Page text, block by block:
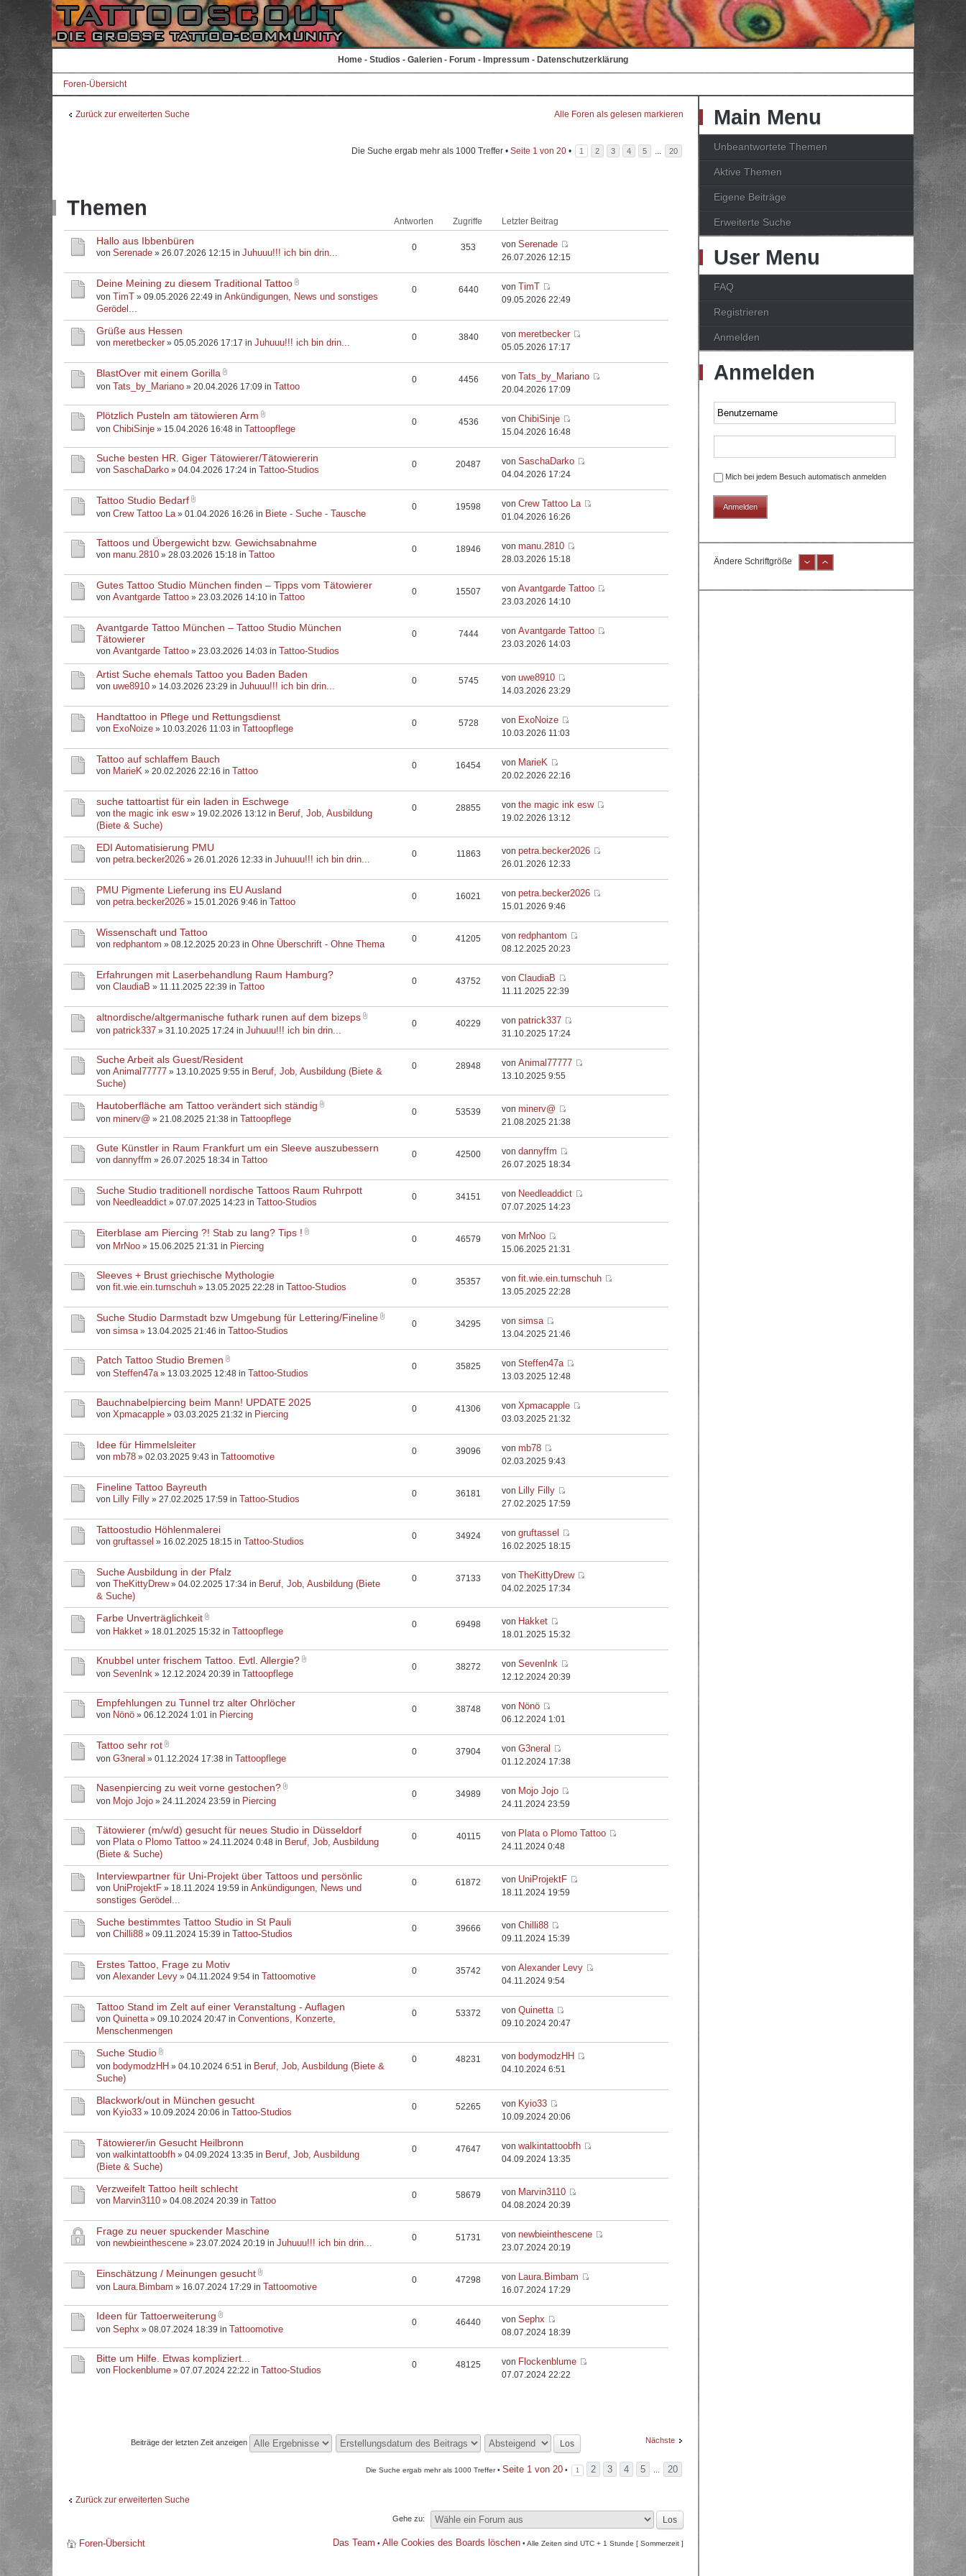
Home - Studios - Galerien - Forum - Impressum - Datenschutzerklärung
Foren-Übersicht
Zurück zur erweiterten Suche Alle Foren als gelesen markieren
Die Suche ergab mehr als 1000 Treffer • Seite 1 von 20 • 1 2 3 4 5 ... 20
Themen
Antworten Zugriffe Letzter Beitrag
Hallo aus Ibbenbüren
von Serenade » 26.07.2026 12:15 in Juhuuu!!! ich bin drin... 0 353 vonSerenade
26.07.2026 12:15
Deine Meining zu diesem Traditional Tattoo
von TimT » 09.05.2026 22:49 in Ankündigungen, News und sonstiges
Gerödel...
0 6440 von TimT
09.05.2026 22:49
Grüße aus Hessen
von meretbecker » 05.05.2026 17:17 in Juhuuu!!! ich bin drin... 0 3840 vonmeretbecker
05.05.2026 17:17
BlastOver mit einem Gorilla
von Tats_by_Mariano » 20.04.2026 17:09 in Tattoo
0 4456 von Tats_by_Mariano
20.04.2026 17:09
Plötzlich Pusteln am tätowieren Arm
von ChibiSinje » 15.04.2026 16:48 in Tattoopflege
0 4536 vonChibiSinje
15.04.2026 16:48
Suche besten HR. Giger Tätowierer/Tätowiererin
von SaschaDarko » 04.04.2026 17:24 in Tattoo-Studios 0 20487 vonSaschaDarko
04.04.2026 17:24
Tattoo Studio Bedarf
von Crew Tattoo La» 01.04.2026 16:26 in Biete - Suche - Tausche
0 19598 vonCrew Tattoo La
01.04.2026 16:26
Tattoos und Übergewicht bzw. Gewichsabnahme
von manu.2810 » 28.03.2026 15:18 in Tattoo 0 18946 vonmanu.2810
28.03.2026 15:18
Gutes Tattoo Studio München finden – Tipps vom Tätowierer
von Avantgarde Tattoo » 23.03.2026 14:10 in Tattoo 0 15507 vonAvantgarde Tattoo
23.03.2026 14:10
Avantgarde Tattoo München – Tattoo Studio München
Tätowierer
von Avantgarde Tattoo » 23.03.2026 14:03 in Tattoo-Studios
0 7444 vonAvantgarde Tattoo
23.03.2026 14:03
Artist Suche ehemals Tattoo you Baden Baden
von uwe8910 » 14.03.2026 23:29 in Juhuuu!!! ich bin drin... 0 5745 vonuwe8910
14.03.2026 23:29
Handtattoo in Pflege und Rettungsdienst
von ExoNoize » 10.03.2026 11:03 in Tattoopflege 0 5728 von ExoNoize
10.03.2026 11:03
Tattoo auf schlaffem Bauch
von MarieK » 20.02.2026 22:16 in Tattoo 0 16454 von MarieK
20.02.2026 22:16
suche tattoartist für ein laden in Eschwege
von the magic ink esw» 19.02.2026 13:12 in Beruf, Job, Ausbildung
(Biete & Suche)
0 28855 vonthe magic ink esw
19.02.2026 13:12
EDI Automatisierung PMU
von petra.becker2026 » 26.01.2026 12:33 in Juhuuu!!! ich bin drin... 0 11863 vonpetra.becker2026
26.01.2026 12:33
PMU Pigmente Lieferung ins EU Ausland
von petra.becker2026 » 15.01.2026 9:46 in Tattoo 0 16021 vonpetra.becker2026
15.01.2026 9:46
Wissenschaft und Tattoo
von redphantom » 08.12.2025 20:23 in Ohne Überschrift - Ohne Thema 0 41205 vonredphantom
08.12.2025 20:23
Erfahrungen mit Laserbehandlung Raum Hamburg?
von ClaudiaB » 11.11.2025 22:39 in Tattoo 0 43752 vonClaudiaB
11.11.2025 22:39
altnordische/altgermanische futhark runen auf dem bizeps
von patrick337 » 31.10.2025 17:24 in Juhuuu!!! ich bin drin...
0 40229 vonpatrick337
31.10.2025 17:24
Suche Arbeit als Guest/Resident
von Animal77777 » 13.10.2025 9:55 in Beruf, Job, Ausbildung (Biete &
Suche)
0 28948 vonAnimal77777
13.10.2025 9:55
Hautoberfläche am Tattoo verändert sich ständig
von minerv@ » 21.08.2025 21:38 in Tattoopflege
0 53539 vonminerv@
21.08.2025 21:38
Gute Künstler in Raum Frankfurt um ein Sleeve auszubessern
von dannyffm » 26.07.2025 18:34 in Tattoo 0 42500 vondannyffm
26.07.2025 18:34
Suche Studio traditionell nordische Tattoos Raum Ruhrpott
von Needleaddict » 07.07.2025 14:23 in Tattoo-Studios 0 34151 von Needleaddict
07.07.2025 14:23
Eiterblase am Piercing ?! Stab zu lang? Tips !
von MrNoo » 15.06.2025 21:31 in Piercing
0 46579 von MrNoo
15.06.2025 21:31
Sleeves + Brust griechische Mythologie
von fit.wie.ein.turnschuh » 13.05.2025 22:28 in Tattoo-Studios 0 35357 vonfit.wie.ein.turnschuh
13.05.2025 22:28
Suche Studio Darmstadt bzw Umgebung für Lettering/Fineline
von simsa» 13.04.2025 21:46 in Tattoo-Studios
0 34295 vonsimsa
13.04.2025 21:46
Patch Tattoo Studio Bremen
von Steffen47a» 13.03.2025 12:48 in Tattoo-Studios
0 35825 vonSteffen47a
13.03.2025 12:48
Bauchnabelpiercing beim Mann! UPDATE 2025
von Xpmacapple » 03.03.2025 21:32 in Piercing 0 41306 vonXpmacapple
03.03.2025 21:32
Idee für Himmelsleiter
von mb78 » 02.03.2025 9:43 in Tattoomotive 0 39096 vonmb78
02.03.2025 9:43
Fineline Tattoo Bayreuth
von Lilly Filly » 27.02.2025 17:59 in Tattoo-Studios 0 36181 von Lilly Filly
27.02.2025 17:59
Tattoostudio Höhlenmalerei
von gruftassel » 16.02.2025 18:15 in Tattoo-Studios 0 34924 vongruftassel
16.02.2025 18:15
Suche Ausbildung in der Pfalz
von TheKittyDrew» 04.02.2025 17:34 in Beruf, Job, Ausbildung (Biete
& Suche)
0 37133 von TheKittyDrew
04.02.2025 17:34
Farbe Unverträglichkeit
von Hakket » 18.01.2025 15:32 in Tattoopflege
0 69498 von Hakket
18.01.2025 15:32
Knubbel unter frischem Tattoo. Evtl. Allergie?
von SevenInk » 12.12.2024 20:39 in Tattoopflege
0 38272 vonSevenInk
12.12.2024 20:39
Empfehlungen zu Tunnel trz alter Ohrlöcher
von Nönö » 06.12.2024 1:01 in Piercing 0 38748 von Nönö
06.12.2024 1:01
Tattoo sehr rot
von G3neral » 01.12.2024 17:38 in Tattoopflege
0 37904 vonG3neral
01.12.2024 17:38
Nasenpiercing zu weit vorne gestochen?
von Mojo Jojo » 24.11.2024 23:59 in Piercing
0 34989 von Mojo Jojo
24.11.2024 23:59
Tätowierer (m/w/d) gesucht für neues Studio in Düsseldorf
von Plata o Plomo Tattoo » 24.11.2024 0:48 in Beruf, Job, Ausbildung
(Biete & Suche)
0 40115 von Plata o Plomo Tattoo
24.11.2024 0:48
Interviewpartner für Uni-Projekt über Tattoos und persönlic
von UniProjektF » 18.11.2024 19:59 in Ankündigungen, News und
sonstiges Gerödel...
0 61872 von UniProjektF
18.11.2024 19:59
Suche bestimmtes Tattoo Studio in St Pauli
von Chilli88 » 09.11.2024 15:39 in Tattoo-Studios 0 39666 vonChilli88
09.11.2024 15:39
Erstes Tattoo, Frage zu Motiv
von Alexander Levy » 04.11.2024 9:54 in Tattoomotive 0 35742 vonAlexander Levy
04.11.2024 9:54
Tattoo Stand im Zelt auf einer Veranstaltung - Auflagen
von Quinetta» 09.10.2024 20:47 in Conventions, Konzerte,
Menschenmengen
0 53372 vonQuinetta
09.10.2024 20:47
Suche Studio
von bodymodzHH » 04.10.2024 6:51 in Beruf, Job, Ausbildung (Biete &
Suche)
0 48231 von bodymodzHH
04.10.2024 6:51
Blackwork/out in München gesucht
von Kyio33 » 10.09.2024 20:06 in Tattoo-Studios 0 52265 von Kyio33
10.09.2024 20:06
Tätowierer/in Gesucht Heilbronn
von walkintattoobfh » 04.09.2024 13:35 in Beruf, Job, Ausbildung
(Biete & Suche)
0 47647 vonwalkintattoobfh
04.09.2024 13:35
Verzweifelt Tattoo heilt schlecht
von Marvin3110 » 04.08.2024 20:39 in Tattoo 0 58679 von Marvin3110
04.08.2024 20:39
Frage zu neuer spuckender Maschine
von newbieinthescene » 23.07.2024 20:19 in Juhuuu!!! ich bin drin... 0 51731 vonnewbieinthescene
23.07.2024 20:19
Einschätzung / Meinungen gesucht
von Laura.Bimbam » 16.07.2024 17:29 in Tattoomotive
0 47298 von Laura.Bimbam
16.07.2024 17:29
Ideen für Tattoerweiterung
von Sephx » 08.07.2024 18:39 in Tattoomotive
0 46440 vonSephx
08.07.2024 18:39
Bitte um Hilfe. Etwas kompliziert...
von Flockenblume » 07.07.2024 22:22 in Tattoo-Studios 0 48125 von Flockenblume
07.07.2024 22:22
Nächste
Beiträge der letzten Zeit anzeigen
Die Suche ergab mehr als 1000 Treffer • Seite 1 von 20 • 1 2 3 4 5 20
Zurück zur erweiterten Suche
Gehe zu:
Foren-Übersicht Das Team • Alle Cookies des Boards löschen • Alle Zeiten sind UTC + 1 Stunde [ Sommerzeit ]
Main Menu
Unbeantwortete Themen
Aktive Themen
Eigene Beiträge
Erweiterte Suche
User Menu
FAQ
Registrieren
Anmelden
Anmelden
Mich bei jedem Besuch automatisch anmelden
Ändere Schriftgröße